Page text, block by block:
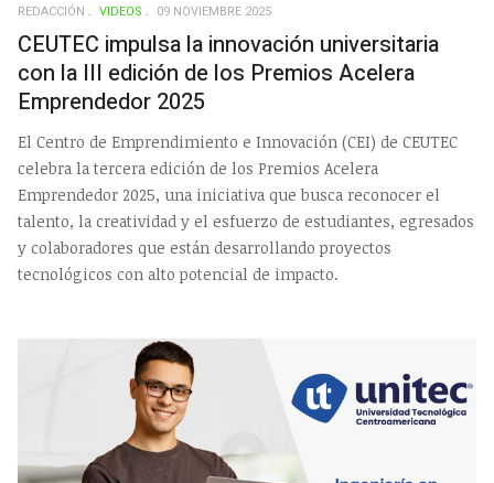
REDACCIÓN VIDEOS 09 NOVIEMBRE 2025
CEUTEC impulsa la innovación universitaria
con la III edición de los Premios Acelera
Emprendedor 2025
El Centro de Emprendimiento e Innovación (CEI) de CEUTEC
celebra la tercera edición de los Premios Acelera
Emprendedor 2025, una iniciativa que busca reconocer el
talento, la creatividad y el esfuerzo de estudiantes, egresados
y colaboradores que están desarrollando proyectos
tecnológicos con alto potencial de impacto.